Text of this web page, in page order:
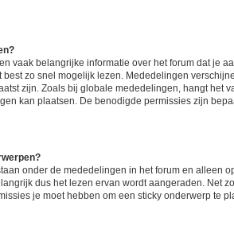
vaak belangrijke informatie over het forum dat je
best zo snel mogelijk lezen. Mededelingen
zijn. Zoals bij globale mededelingen, hangt het
kan plaatsen. De benodigde permissies zijn
onder de mededelingen in het forum en alleen
dus het lezen ervan wordt aangeraden. Net
je moet hebben om een sticky onderwerp te